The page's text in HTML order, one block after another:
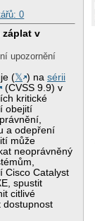
0
záplat v
upozornění
(𝕏 ) nasérii
(CVSS 9.9) v
kritické
obejití
a odepření
může
neoprávněný
Cisco Catalyst
spustit
citlivé
dostupnost